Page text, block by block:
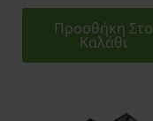
Προσθήκη Στο
Καλάθι